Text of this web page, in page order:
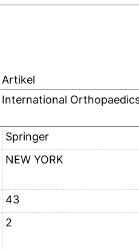
Artikel
International
Springer
NEW YORK
43
2